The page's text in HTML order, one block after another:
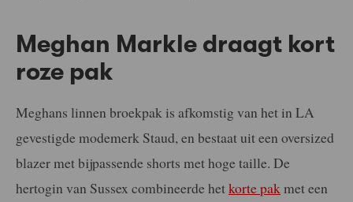
Meghan Markle draagt kort
roze pak
Meghans linnen broekpak is afkomstig van het in LA
gevestigde modemerk Staud, en bestaat uit een oversized
blazer met bijpassende shorts met hoge taille. De
hertogin van Sussex combineerde hetkorte pak met een